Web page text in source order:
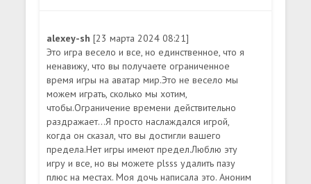
alexey-sh[23 марта 2024 08:21]
Это игра весело и все, но единственное, что я
ненавижу, что вы получаете ограниченное
время игры на аватар мир.Это не весело мы
можем играть, сколько мы хотим,
чтобы.Ограничение времени действительно
раздражает...Я просто наслаждался игрой,
когда он сказал, что вы достигли вашего
предела.Нет игры имеют предел.Люблю эту
игру и все, но вы можете plsss удалить пазу
плюс на местах. Моя дочь написала это. Аноним